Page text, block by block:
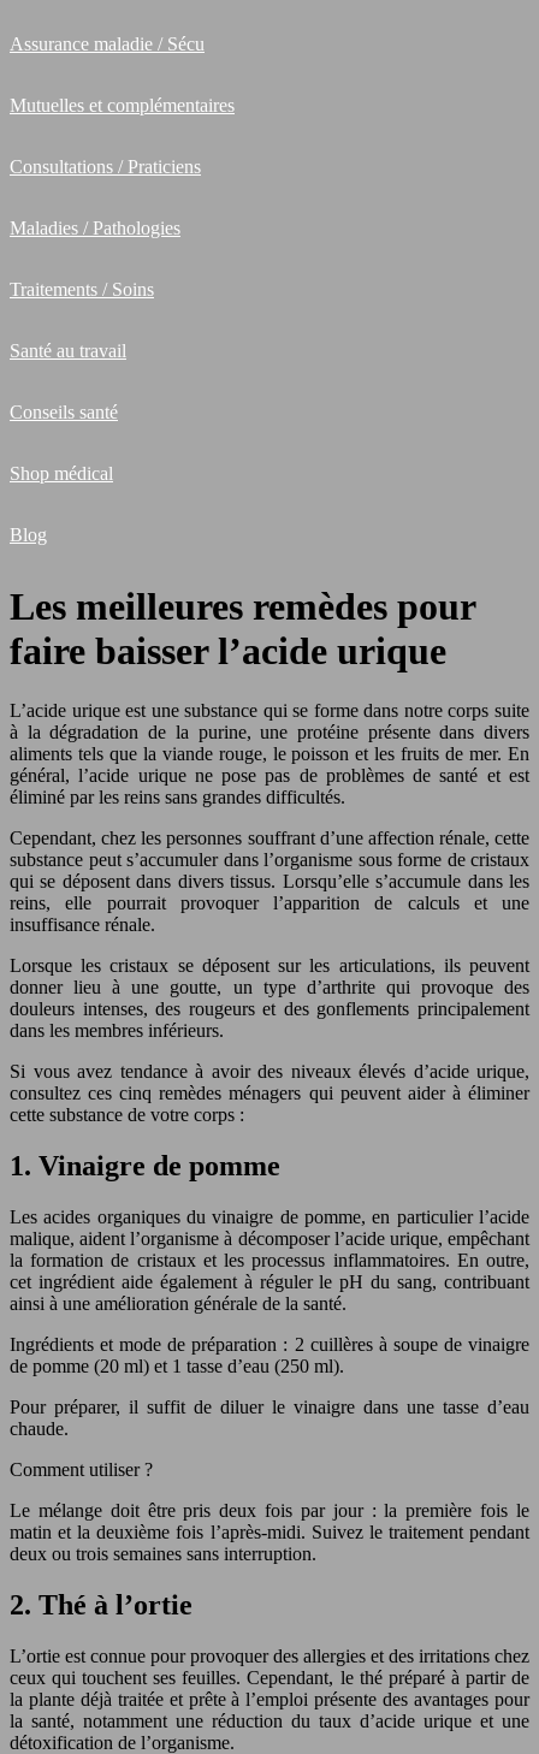
Assurance maladie / Sécu
Mutuelles et complémentaires
Consultations / Praticiens
Maladies / Pathologies
Traitements / Soins
Santé au travail
Conseils santé
Shop médical
Blog
Les meilleures remèdes pour
faire baisser l’acide urique
L’acide urique est une substance qui se forme dans notre corps suite
à la dégradation de la purine, une protéine présente dans divers
aliments tels que la viande rouge, le poisson et les fruits de mer. En
général, l’acide urique ne pose pas de problèmes de santé et est
éliminé par les reins sans grandes difficultés.
Cependant, chez les personnes souffrant d’une affection rénale, cette
substance peut s’accumuler dans l’organisme sous forme de cristaux
qui se déposent dans divers tissus. Lorsqu’elle s’accumule dans les
reins, elle pourrait provoquer l’apparition de calculs et une
insuffisance rénale.
Lorsque les cristaux se déposent sur les articulations, ils peuvent
donner lieu à une goutte, un type d’arthrite qui provoque des
douleurs intenses, des rougeurs et des gonflements principalement
dans les membres inférieurs.
Si vous avez tendance à avoir des niveaux élevés d’acide urique,
consultez ces cinq remèdes ménagers qui peuvent aider à éliminer
cette substance de votre corps :
1. Vinaigre de pomme
Les acides organiques du vinaigre de pomme, en particulier l’acide
malique, aident l’organisme à décomposer l’acide urique, empêchant
la formation de cristaux et les processus inflammatoires. En outre,
cet ingrédient aide également à réguler le pH du sang, contribuant
ainsi à une amélioration générale de la santé.
Ingrédients et mode de préparation : 2 cuillères à soupe de vinaigre
de pomme (20 ml) et 1 tasse d’eau (250 ml).
Pour préparer, il suffit de diluer le vinaigre dans une tasse d’eau
chaude.
Comment utiliser ?
Le mélange doit être pris deux fois par jour : la première fois le
matin et la deuxième fois l’après-midi. Suivez le traitement pendant
deux ou trois semaines sans interruption.
2. Thé à l’ortie
L’ortie est connue pour provoquer des allergies et des irritations chez
ceux qui touchent ses feuilles. Cependant, le thé préparé à partir de
la plante déjà traitée et prête à l’emploi présente des avantages pour
la santé, notamment une réduction du taux d’acide urique et une
détoxification de l’organisme.